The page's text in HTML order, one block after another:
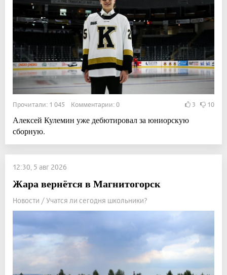
Прочитали: 1 045 Комментарии: 0 3 10
Алексей Кулемин уже дебютировал за юниорскую
сборную.
12:30, 5 авг 2026
Жара вернётся в Магнитогорск
Новости / Учатся ли сегодня школьники?